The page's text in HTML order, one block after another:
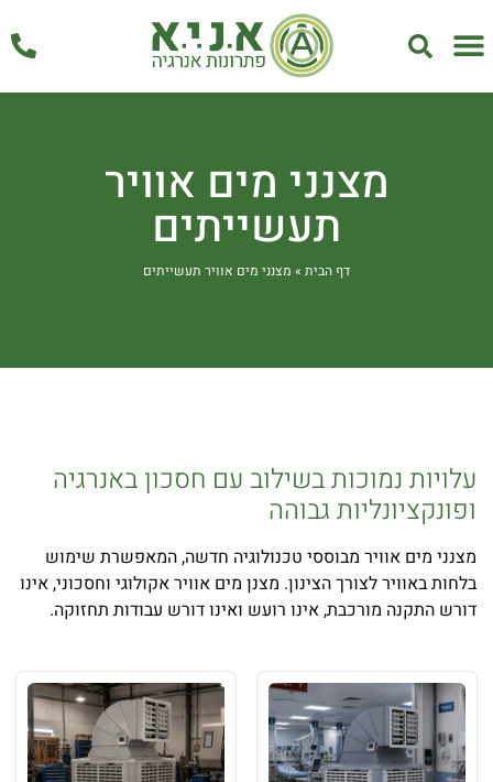
מצנני מים אוויר
תעשייתים
דף הבית » מצנני מים אוויר תעשייתים
עלויות נמוכות בשילוב עם חסכון באנרגיה
ופונקציונליות גבוהה
מצנני מים אוויר מבוססי טכנולוגיה חדשה, המאפשרת שימוש
בלחות באוויר לצורך הצינון. מצנן מים אוויר אקולוגי וחסכוני, אינו
דורש התקנה מורכבת, אינו רועש ואינו דורש עבודות תחזוקה.